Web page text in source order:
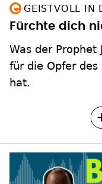
GEISTVOLL IN
Fürchte dich
Was der Prophet
für die Opfer des
hat.